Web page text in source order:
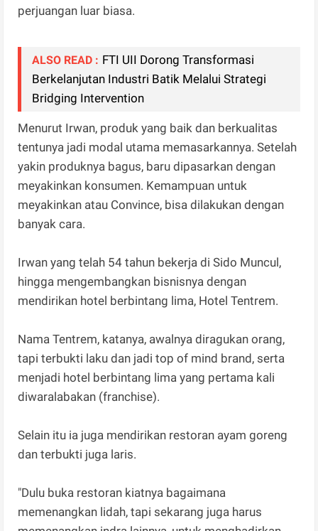
perjuangan luar biasa.
ALSO READ : ​FTI UII Dorong Transformasi
Berkelanjutan Industri Batik Melalui Strategi
Bridging Intervention
Menurut Irwan, produk yang baik dan berkualitas
tentunya jadi modal utama memasarkannya. Setelah
yakin produknya bagus, baru dipasarkan dengan
meyakinkan konsumen. Kemampuan untuk
meyakinkan atau Convince, bisa dilakukan dengan
banyak cara.
Irwan yang telah 54 tahun bekerja di Sido Muncul,
hingga mengembangkan bisnisnya dengan
mendirikan hotel berbintang lima, Hotel Tentrem.
Nama Tentrem, katanya, awalnya diragukan orang,
tapi terbukti laku dan jadi top of mind brand, serta
menjadi hotel berbintang lima yang pertama kali
diwaralabakan (franchise).
Selain itu ia juga mendirikan restoran ayam goreng
dan terbukti juga laris.
"Dulu buka restoran kiatnya bagaimana
memenangkan lidah, tapi sekarang juga harus